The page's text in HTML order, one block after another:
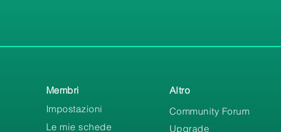
Membri
Impostazioni
Le mie schede
Altro
Community Forum
Upgrade